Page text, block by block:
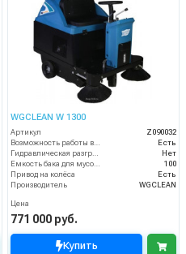
WGCLEAN W 1300
Артикул
Z090032
Возможность работы внутри помещения
Есть
Гидравлическая разгрузка
Нет
Емкость бака для мусора (л)
100
Привод на колёса
Есть
Производитель
WGCLEAN
Цена
771 000 руб.
Купить